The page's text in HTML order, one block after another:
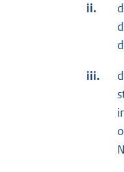
ii.
iii.